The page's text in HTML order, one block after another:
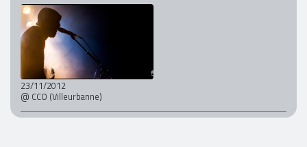
23/11/2012
@ CCO (Villeurbanne)